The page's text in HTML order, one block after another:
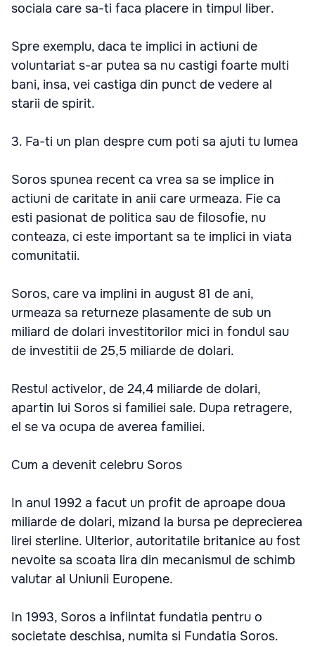
sociala care sa-ti faca placere in timpul liber.
Spre exemplu, daca te implici in actiuni de
voluntariat s-ar putea sa nu castigi foarte multi
bani, insa, vei castiga din punct de vedere al
starii de spirit.
3. Fa-ti un plan despre cum poti sa ajuti tu lumea
Soros spunea recent ca vrea sa se implice in
actiuni de caritate in anii care urmeaza. Fie ca
esti pasionat de politica sau de filosofie, nu
conteaza, ci este important sa te implici in viata
comunitatii.
Soros, care va implini in august 81 de ani,
urmeaza sa returneze plasamente de sub un
miliard de dolari investitorilor mici in fondul sau
de investitii de 25,5 miliarde de dolari.
Restul activelor, de 24,4 miliarde de dolari,
apartin lui Soros si familiei sale. Dupa retragere,
el se va ocupa de averea familiei.
Cum a devenit celebru Soros
In anul 1992 a facut un profit de aproape doua
miliarde de dolari, mizand la bursa pe deprecierea
lirei sterline. Ulterior, autoritatile britanice au fost
nevoite sa scoata lira din mecanismul de schimb
valutar al Uniunii Europene.
In 1993, Soros a infiintat fundatia pentru o
societate deschisa, numita si Fundatia Soros.